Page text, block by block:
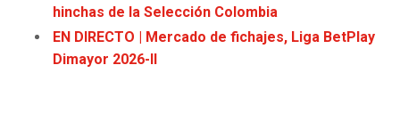
EAGLES
SUNS
hinchas de la Selección Colombia
EN DIRECTO | Mercado de fichajes, Liga BetPlay
Dimayor 2026-II